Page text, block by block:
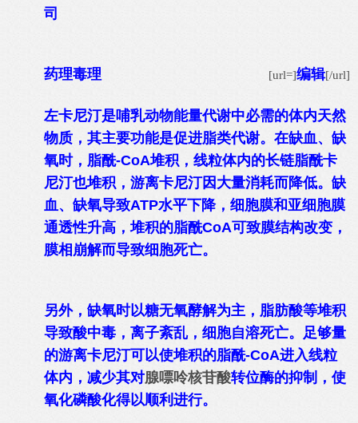
司
药理毒理 [url=]编辑[/url]
左卡尼汀是哺乳动物能量代谢中必需的体内天然
物质，其主要功能是促进脂类代谢。在缺血、缺
氧时，脂酰-CoA堆积，线粒体内的长链脂酰卡
尼汀也堆积，游离卡尼汀因大量消耗而降低。缺
血、缺氧导致ATP水平下降，细胞膜和亚细胞膜
通透性升高，堆积的脂酰CoA可致膜结构改变，
膜相崩解而导致细胞死亡。
另外，缺氧时以糖无氧酵解为主，脂肪酸等堆积
导致酸中毒，离子紊乱，细胞自溶死亡。足够量
的游离卡尼汀可以使堆积的脂酰-CoA进入线粒
体内，减少其对腺嘌呤核苷酸转位酶的抑制，使
氧化磷酸化得以顺利进行。